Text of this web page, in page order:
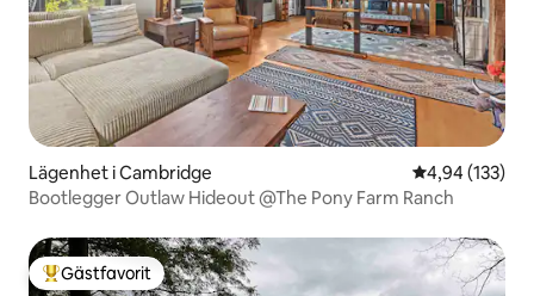
Lägenhet i Cambridge 4,94 av 5 i
4,94 (133)
Bootlegger Outlaw Hideout @The Pony Farm Ranch
Populär gästfavorit
Gästfavorit